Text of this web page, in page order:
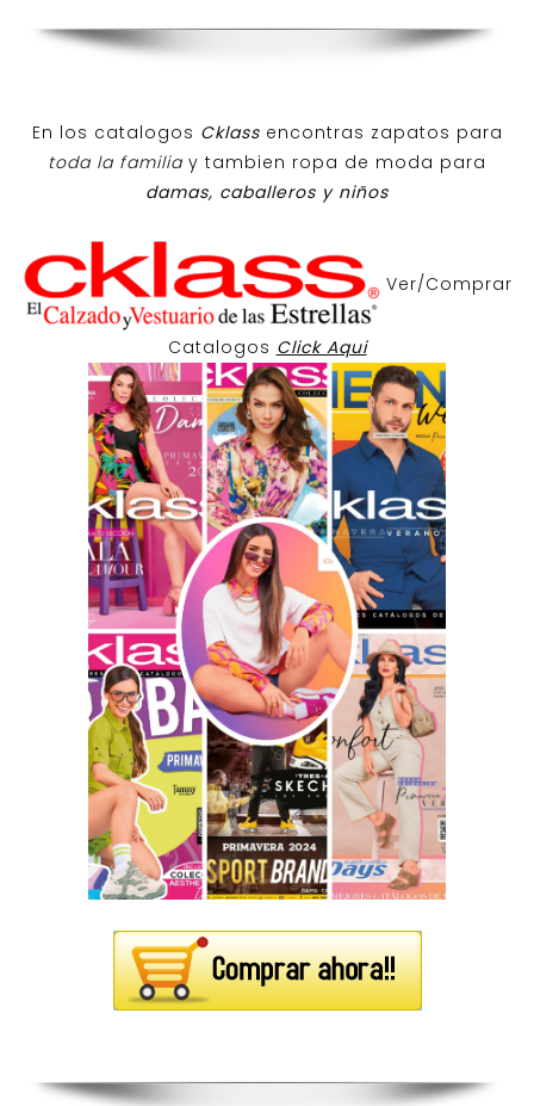
En los catalogos Cklass encontras zapatos para
toda la familiay tambien ropa de moda para
damas, caballeros y niños
Ver/Comprar
Catalogos Click Aqui